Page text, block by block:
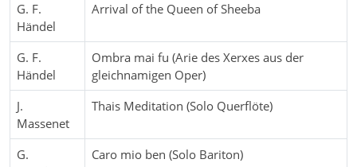
G. F.
Händel
Arrival of the Queen of Sheeba
G. F.
Händel
Ombra mai fu (Arie des Xerxes aus der
gleichnamigen Oper)
J.
Massenet
Thais Meditation (Solo Querflöte)
G.
Caro mio ben (Solo Bariton)